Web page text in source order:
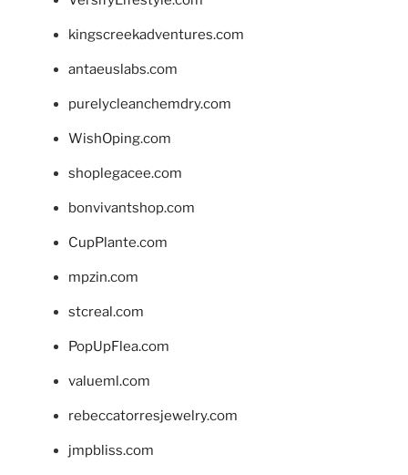
kingscreekadventures.com
antaeuslabs.com
purelycleanchemdry.com
WishOping.com
shoplegacee.com
bonvivantshop.com
CupPlante.com
mpzin.com
stcreal.com
PopUpFlea.com
valueml.com
rebeccatorresjewelry.com
jmpbliss.com